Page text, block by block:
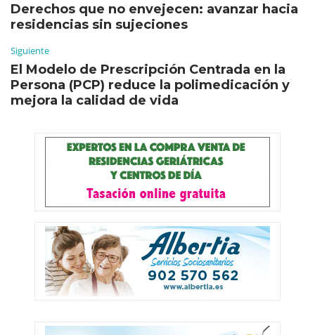
Derechos que no envejecen: avanzar hacia
residencias sin sujeciones
Siguiente
El Modelo de Prescripción Centrada en la
Persona (PCP) reduce la polimedicación y
mejora la calidad de vida